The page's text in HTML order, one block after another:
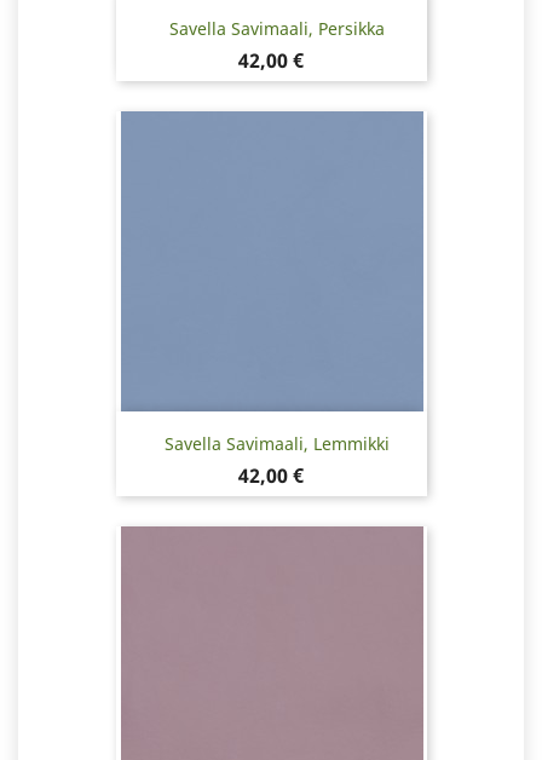
Savella Savimaali, Persikka
Hinta
42,00 €
Savella Savimaali, Lemmikki
Hinta
42,00 €